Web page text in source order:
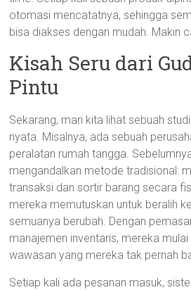
otomasi mencatatnya, sehingga
bisa diakses dengan mudah. Makin
Kisah Seru dari
Pintu
Sekarang, mari kita lihat sebuah
nyata. Misalnya, ada sebuah
peralatan rumah tangga.
mengandalkan metode tradisional:
transaksi dan sortir barang secara
mereka memutuskan untuk beralih
semuanya berubah. Dengan
manajemen inventaris, mereka
wawasan yang mereka tak pernah
Setiap kali ada pesanan masuk,